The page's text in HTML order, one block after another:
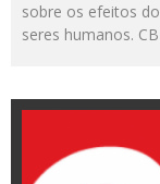
sobre os efeitos
seres humanos.